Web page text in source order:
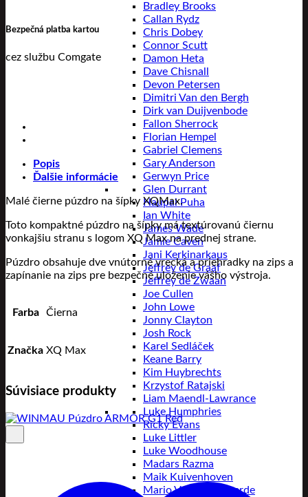
Bradley Brooks
Callan Rydz
Chris Dobey
Connor Scutt
Damon Heta
Dave Chisnall
Devon Petersen
Dimitri Van den Bergh
Dirk van Duijvenbode
Fallon Sherrock
Florian Hempel
Gabriel Clemens
Gary Anderson
Gerwyn Price
Glen Durrant
Haupai Puha
Ian White
James Wade
Jamie Caven
Jani Kerkinarkaus
Jeffrey de Graaf
Jeffrey de Zwaan
Joe Cullen
John Lowe
Jonny Clayton
Josh Rock
Karel Sedláček
Keane Barry
Kim Huybrechts
Krzystof Ratajski
Liam Maendl-Lawrance
Luke Humphries
Ricky Evans
Luke Littler
Luke Woodhouse
Madars Razma
Maik Kuivenhoven
Mario Vandenbogaerde
Bezpečná platba kartou
cez službu Comgate
Popis
Ďalšie informácie
Malé čierne púzdro na šípky XQMax.
Toto kompaktné púzdro na šípky má textúrovanú čiernu
vonkajšiu stranu s logom XQ Max na prednej strane.
Púzdro obsahuje dve vnútorné vrecká a priehradky na zips a
zapínanie na zips pre bezpečné uloženie vášho výstroja.
Farba Čierna
Značka XQ Max
Súvisiace produkty